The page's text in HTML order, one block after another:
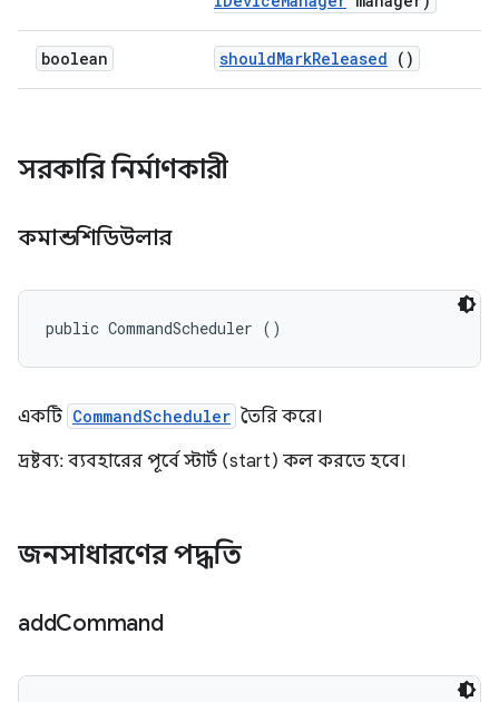
boolean shouldMarkReleased ()
সরকারি নির্মাণকারী
কমান্ডশিডিউলার
public CommandScheduler ()
একটি CommandScheduler তৈরি করে।
দ্রষ্টব্য: ব্যবহারের পূর্বে স্টার্ট (start) কল করতে হবে।
জনসাধারণের পদ্ধতি
addCommand